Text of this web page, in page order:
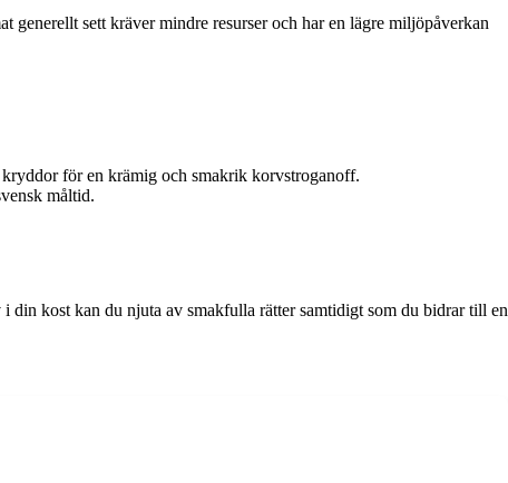
generellt sett kräver mindre resurser och har en lägre miljöpåverkan
för en krämig och smakrik korvstroganoff.
måltid.
kost kan du njuta av smakfulla rätter samtidigt som du bidrar till en